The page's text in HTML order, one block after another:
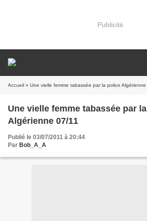
Publicité
Accueil » Une vielle femme tabassée par la police Algérienne
Une vielle femme tabassée par
Algérienne 07/11
Publié le 03/07/2011 à 20:44
Par Bob_A_A